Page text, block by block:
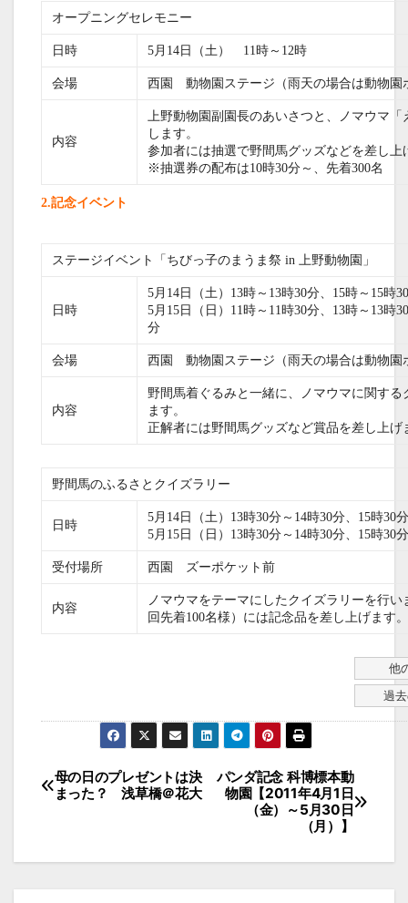
2.記念イベント
オープニングセレモニー
日時 5月14日（土） 11時～12時
会場 西園 動物園ステージ（雨天の場合は動物園
内容
上野動物園副園長のあいさつと、ノマウマ「
します。
参加者には抽選で野間馬グッズなどを差し上
※抽選券の配布は10時30分～、先着300名
ステージイベント「ちびっ子のまうま祭 in 上野動物園」
日時
5月14日（土）13時～13時30分、15時～15時
5月15日（日）11時～11時30分、13時～13時
分
会場 西園 動物園ステージ（雨天の場合は動物園
内容
野間馬着ぐるみと一緒に、ノマウマに関する
ます。
正解者には野間馬グッズなど賞品を差し上げ
野間馬のふるさとクイズラリー
日時
5月14日（土）13時30分～14時30分、15時30
5月15日（日）13時30分～14時30分、15時30
受付場所 西園 ズーポケット前
内容
ノマウマをテーマにしたクイズラリーを行
回先着100名様）には記念品を差し上げます
他
過
投
稿
ビ
パンダ記念 科博標本動
物園【2011年4月1日
（金）～5月30日
（月）】
母の日のプレゼントは決
まった？ 浅草橋＠花大